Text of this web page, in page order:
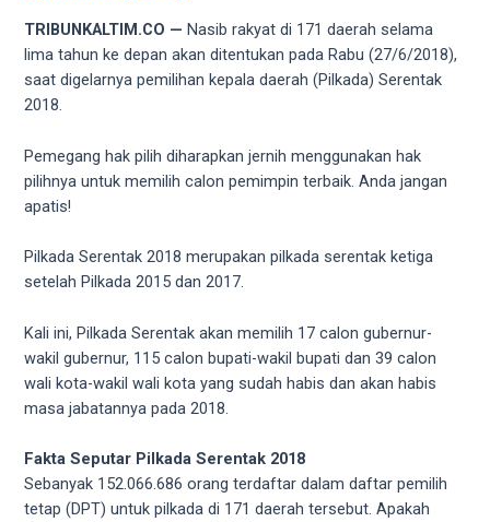
upload
porn
videos
website
different
formats.
Every
porn
video
you
processed
TRIBUNKALTIM.CO — Nasib rakyat di 171 daerah selama
lima tahun ke depan akan ditentukan pada Rabu (27/6/2018),
saat digelarnya pemilihan kepala daerah (Pilkada) Serentak
2018.
Pemegang hak pilih diharapkan jernih menggunakan hak
pilihnya untuk memilih calon pemimpin terbaik. Anda jangan
apatis!
Pilkada Serentak 2018 merupakan pilkada serentak ketiga
setelah Pilkada 2015 dan 2017.
Kali ini, Pilkada Serentak akan memilih 17 calon gubernur-
wakil gubernur, 115 calon bupati-wakil bupati dan 39 calon
wali kota-wakil wali kota yang sudah habis dan akan habis
masa jabatannya pada 2018.
Fakta Seputar Pilkada Serentak 2018
Sebanyak 152.066.686 orang terdaftar dalam daftar pemilih
tetap (DPT) untuk pilkada di 171 daerah tersebut. Apakah